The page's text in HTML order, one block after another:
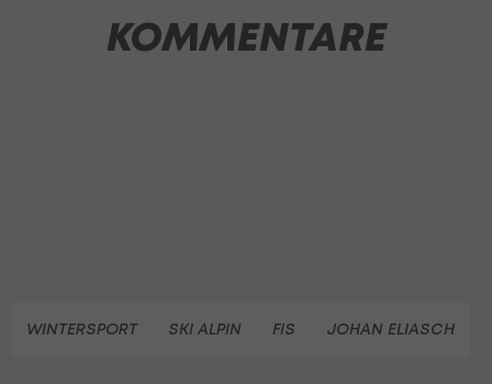
KOMMENTARE
WINTERSPORT SKI ALPIN FIS JOHAN ELIASCH